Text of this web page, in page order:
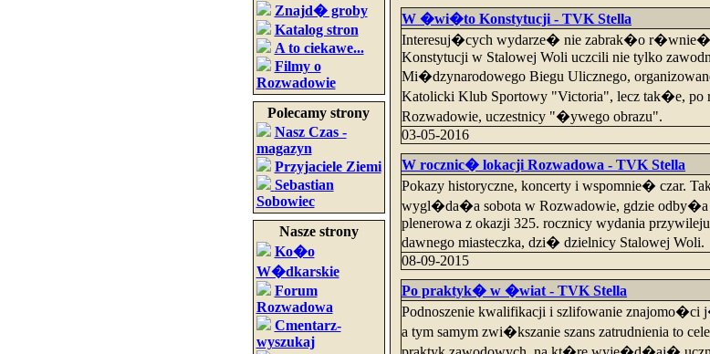
Znajd� groby
Katalog stron
A to ciekawe...
Filmy o
Rozwadowie
Polecamy strony
Nasz Czas -
magazyn
Przyjaciele Ziemi
Sebastian
Sobowiec
Nasze strony
Ko�o
W�dkarskie
Forum
Rozwadowa
Cmentarz-
wyszukaj
W �wi�to Konstytucji - TVK Stella
Interesuj�cych wydarze� nie zabrak�o
Konstytucji w Stalowej Woli uczcili nie tylko
Mi�dzynarodowego Biegu Ulicznego,
Katolicki Klub Sportowy "Victoria", lecz tak�e, po
Rozwadowie, uczestnicy "�ywego obrazu".
03-05-2016
W rocznic� lokacji Rozwadowa - TVK Stella
Pokazy historyczne, koncerty i wspomnie� czar.
wygl�da�a sobota w Rozwadowie, gdzie
plenerowa z okazji 325. rocznicy wydania
dawnego miasteczka, dzi� dzielnicy Stalowej Woli.
08-09-2015
Po praktyk� w �wiat - TVK Stella
Podnoszenie kwalifikacji i szlifowanie
a tym samym zwi�kszanie szans zatrudnienia to